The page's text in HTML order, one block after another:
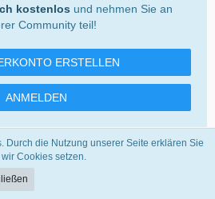
kostenlos und nehmen Sie an
Community teil!
ERSTELLEN
ANMELDEN
Durch die Nutzung unserer Seite erklären Sie
Cookies setzen.